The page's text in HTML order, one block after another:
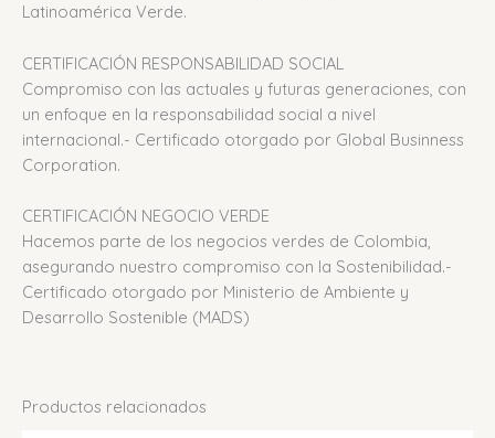
Latinoamérica Verde.
CERTIFICACIÓN RESPONSABILIDAD SOCIAL
Compromiso con las actuales y futuras generaciones, con
un enfoque en la responsabilidad social a nivel
internacional.- Certificado otorgado por Global Businness
Corporation.
CERTIFICACIÓN NEGOCIO VERDE
Hacemos parte de los negocios verdes de Colombia,
asegurando nuestro compromiso con la Sostenibilidad.-
Certificado otorgado por Ministerio de Ambiente y
Desarrollo Sostenible (MADS)
Productos relacionados